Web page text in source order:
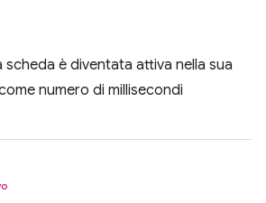
scheda è diventata attiva nella sua
numero di millisecondi